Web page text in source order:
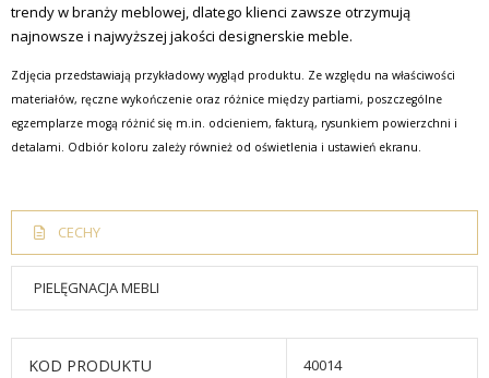
trendy w branży meblowej, dlatego klienci zawsze otrzymują
najnowsze i najwyższej jakości designerskie meble.
Zdjęcia przedstawiają przykładowy wygląd produktu. Ze względu na właściwości
materiałów, ręczne wykończenie oraz różnice między partiami, poszczególne
egzemplarze mogą różnić się m.in. odcieniem, fakturą, rysunkiem powierzchni i
detalami. Odbiór koloru zależy również od oświetlenia i ustawień ekranu.
CECHY
PIELĘGNACJA MEBLI
KOD PRODUKTU 40014